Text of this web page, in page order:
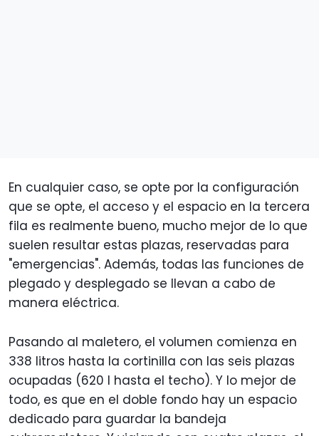
En cualquier caso, se opte por la configuración
que se opte, el acceso y el espacio en la tercera
fila es realmente bueno, mucho mejor de lo que
suelen resultar estas plazas, reservadas para
"emergencias". Además, todas las funciones de
plegado y desplegado se llevan a cabo de
manera eléctrica.
Pasando al maletero, el volumen comienza en
338 litros hasta la cortinilla con las seis plazas
ocupadas (620 l hasta el techo). Y lo mejor de
todo, es que en el doble fondo hay un espacio
dedicado para guardar la bandeja